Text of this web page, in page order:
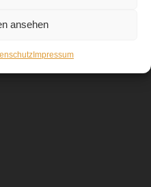
ansehen
Impressum